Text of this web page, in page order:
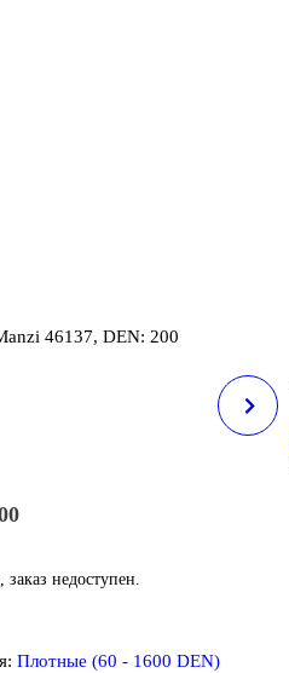
46137, DEN: 200
недоступен.
Плотные (60 - 1600 DEN)